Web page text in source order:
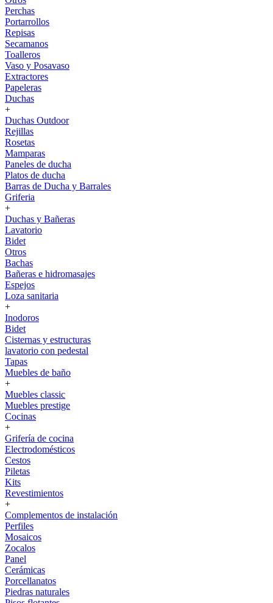
Perchas
Portarrollos
Repisas
Secamanos
Toalleros
Vaso y Posavaso
Extractores
Papeleras
Duchas
+
Duchas Outdoor
Rejillas
Rosetas
Mamparas
Paneles de ducha
Platos de ducha
Barras de Ducha y Barrales
Griferia
+
Duchas y Bañeras
Lavatorio
Bidet
Otros
Bachas
Bañeras e hidromasajes
Espejos
Loza sanitaria
+
Inodoros
Bidet
Cisternas y estructuras
lavatorio con pedestal
Tapas
Muebles de baño
+
Muebles classic
Muebles prestige
Cocinas
+
Grifería de cocina
Electrodomésticos
Cestos
Piletas
Kits
Revestimientos
+
Complementos de instalación
Perfiles
Mosaicos
Zocalos
Panel
Cerámicas
Porcellanatos
Piedras naturales